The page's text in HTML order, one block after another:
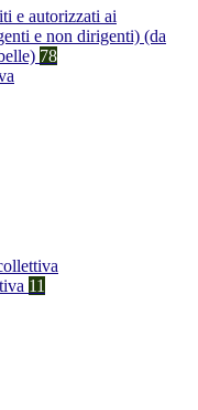
e autorizzati ai
e non dirigenti) (da
78
11